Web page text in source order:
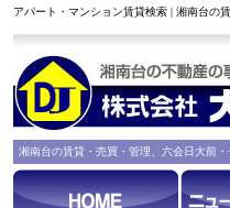
アパート・マンション賃貸検索 | 湘南台の
湘南台の賃貸・売買・管理、六会日大前